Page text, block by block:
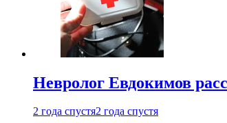
Невролог Евдокимов
2 года спустя2 года спустя